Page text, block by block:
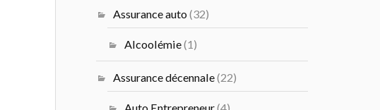
Assurance auto(32)
Alcoolémie(1)
Assurance décennale(22)